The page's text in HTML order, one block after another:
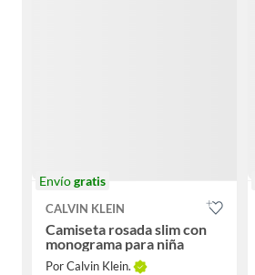
Envíogratis
CALVIN KLEIN
Camiseta rosada slim con
monograma para niña
Por Calvin Klein.